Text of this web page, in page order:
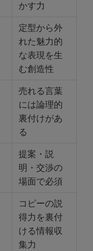
かす力
定型から外
れた魅力的
な表現を生
む創造性
売れる言葉
には論理的
裏付けがあ
る
提案・説
明・交渉の
場面で必須
コピーの説
得力を裏付
ける情報収
集力